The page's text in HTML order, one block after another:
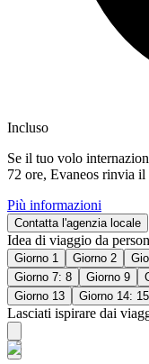
Incluso
Se il tuo volo
72 ore, Evaneos rinvia
Più informazioni
Contatta l'agenzia locale
Idea di viaggio da
Giorno 1 Giorno 2
Giorno 7: 8
Giorno 9
Giorno 13
Giorno 14: 15
Lasciati ispirare dai